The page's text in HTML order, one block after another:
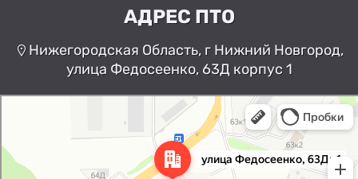
АДРЕС ПТО
Нижегородская Область, г Нижний Новгород,
улица Федосеенко, 63Д корпус 1
Нижний Новгород
Улица Федосеенко, 63Дк1 —
Яндекс Карты